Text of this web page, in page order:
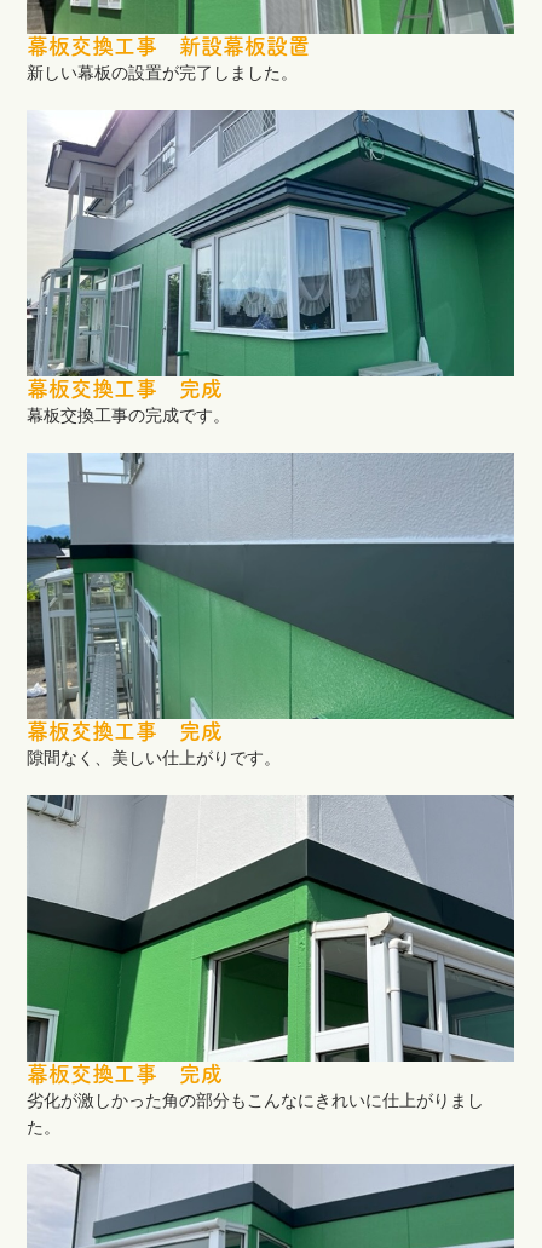
幕板交換工事 新設幕板設置
新しい幕板の設置が完了しました。
幕板交換工事 完成
幕板交換工事の完成です。
幕板交換工事 完成
隙間なく、美しい仕上がりです。
幕板交換工事 完成
劣化が激しかった角の部分もこんなにきれいに仕上がりまし
た。